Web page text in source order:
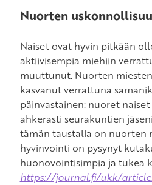
Nuorten
Naiset ovat hyvin pitkään
aktiivisempia miehiin
muuttunut. Nuorten
kasvanut verrattuna
päinvastainen: nuoret
ahkerasti seurakuntien
tämän taustalla on nuorten
hyvinvointi on pysynyt
huonovointisimpia ja tukea
https://journal.fi/ukk/